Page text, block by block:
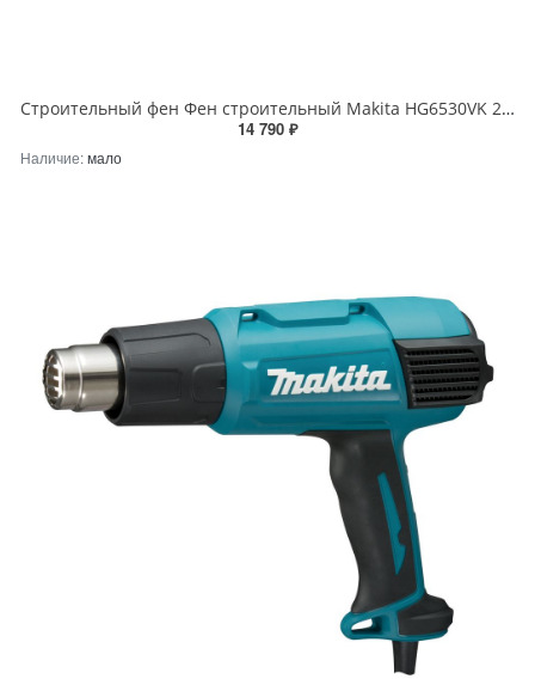
Строительный фен Фен строительный Makita HG6530VK 2000Вт 280-550 л\м 4 насадки Makita HG6530VK
14 790 ₽
Наличие:мало